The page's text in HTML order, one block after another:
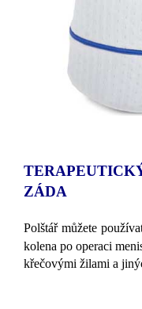
ZÁDA
Polštář můžete
kolena po operaci
křečovými žilami a